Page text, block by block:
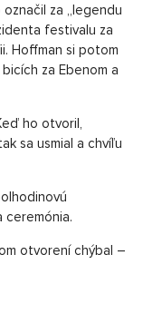
za „legendu
festivalu za
Hoffman si potom
za Ebenom a
ho otvoril,
sa usmial a chvíľu
ceremónia.
otvorení chýbal –